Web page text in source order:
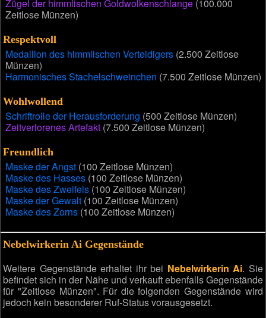
Zügel der himmlischen Goldwolkenschlange(100.000
Zeitlose Münzen)
Respektvoll
Medaillon des himmlischen Verteidigers(2.500 Zeitlose
Münzen)
Harmonisches Stachelschweinchen (7.500 Zeitlose Münzen)
Wohlwollend
Schriftrolle der Herausforderung (500 Zeitlose Münzen)
Zeitverlorenes Artefakt(7.500 Zeitlose Münzen)
Freundlich
Maske der Angst(100 Zeitlose Münzen)
Maske des Hasses(100 Zeitlose Münzen)
Maske des Zweifels(100 Zeitlose Münzen)
Maske der Gewalt(100 Zeitlose Münzen)
Maske des Zorns(100 Zeitlose Münzen)
Nebelwirkerin Ai Gegenstände
Weitere Gegenstände erhaltet ihr bei Nebelwirkerin Ai. Sie
befindet sich in der Nähe und verkauft ebenfalls Gegenstände
für "Zeitlose Münzen". Für die folgenden Gegenstände wird
jedoch kein besonderer Ruf-Status vorausgesetzt.